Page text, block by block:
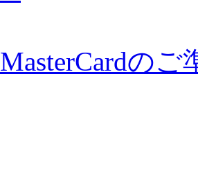
MasterCardのご